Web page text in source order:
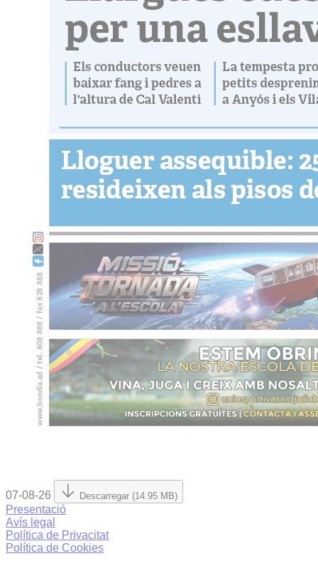
07-08-26 Descarregar (14.95 MB)
Presentació
Avís legal
Política de Privacitat
Política de Cookies